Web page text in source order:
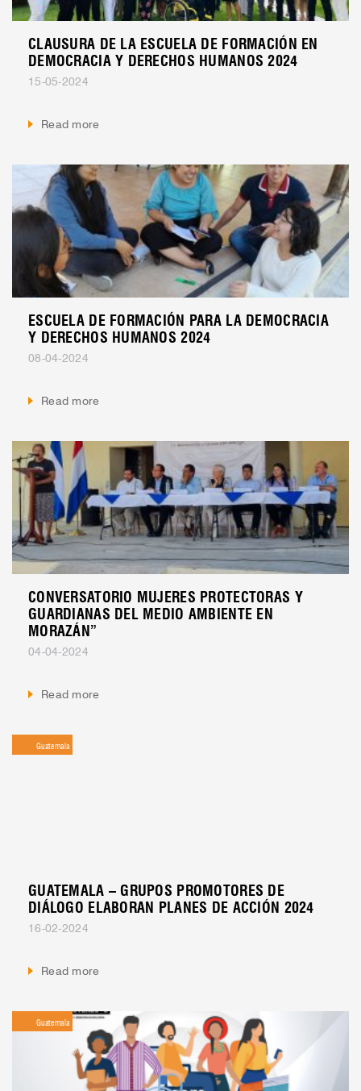
CLAUSURA DE LA ESCUELA DE FORMACIÓN EN
DEMOCRACIA Y DERECHOS HUMANOS 2024
15-05-2024
Read more
ESCUELA DE FORMACIÓN PARA LA DEMOCRACIA
Y DERECHOS HUMANOS 2024
08-04-2024
Read more
CONVERSATORIO MUJERES PROTECTORAS Y
GUARDIANAS DEL MEDIO AMBIENTE EN
MORAZÁN”
04-04-2024
Read more
GUATEMALA – GRUPOS PROMOTORES DE
DIÁLOGO ELABORAN PLANES DE ACCIÓN 2024
16-02-2024
Read more
Guatemala
Guatemala